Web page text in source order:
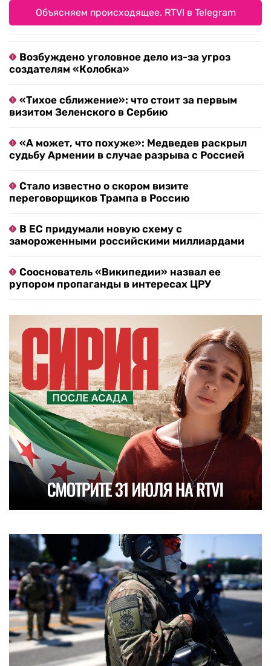
Объясняем происходящее. RTVI в Telegram
Возбуждено уголовное дело из-за угроз
создателям «Колобка»
«Тихое сближение»: что стоит за первым
визитом Зеленского в Сербию
«А может, что похуже»: Медведев раскрыл
судьбу Армении в случае разрыва с Россией
Стало известно о скором визите
переговорщиков Трампа в Россию
В ЕС придумали новую схему с
замороженными российскими миллиардами
Сооснователь «Википедии» назвал ее
рупором пропаганды в интересах ЦРУ